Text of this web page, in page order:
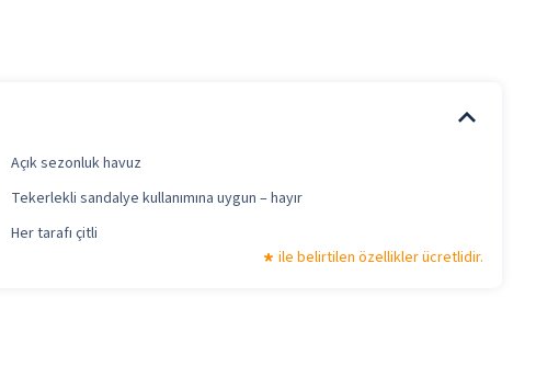
Açık sezonluk havuz
Tekerlekli sandalye kullanımına uygun – hayır
Her tarafı çitli
ile belirtilen özellikler ücretlidir.